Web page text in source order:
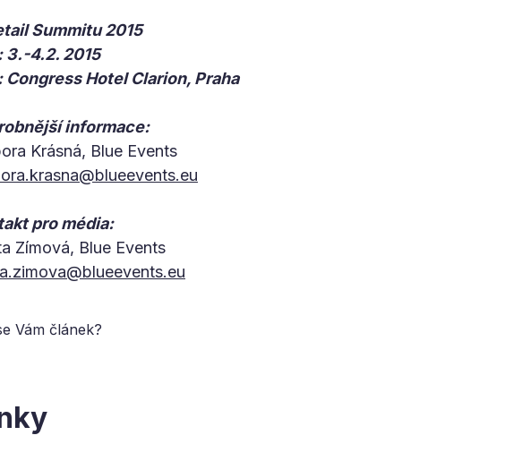
Summitu 2015
3.-4.2. 2015
Congress Hotel Clarion, Praha
informace:
Krásná, Blue Events
pro média:
Zímová, Blue Events
Vám článek?